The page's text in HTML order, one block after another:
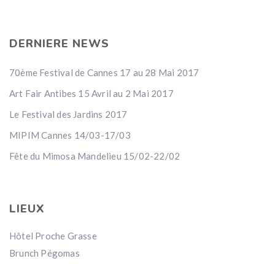
DERNIERE NEWS
70ème Festival de Cannes 17 au 28 Mai 2017
Art Fair Antibes 15 Avril au 2 Mai 2017
Le Festival des Jardins 2017
MIPIM Cannes 14/03-17/03
Fête du Mimosa Mandelieu 15/02-22/02
LIEUX
Hôtel Proche Grasse
Brunch Pégomas